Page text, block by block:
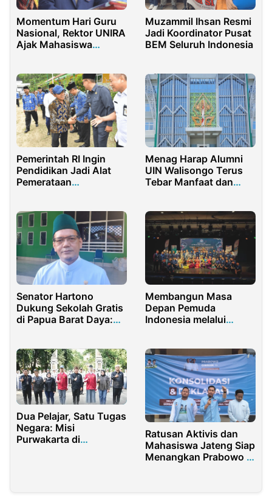
Momentum Hari Guru
Nasional, Rektor UNIRA
Ajak Mahasiswa
Muzammil Ihsan Resmi
Jadi Koordinator Pusat
BEM Seluruh Indonesia
Pemerintah RI Ingin
Pendidikan Jadi Alat
Pemerataan
Menag Harap Alumni
UIN Walisongo Terus
Tebar Manfaat dan
Senator Hartono
Dukung Sekolah Gratis
di Papua Barat Daya:
Membangun Masa
Depan Pemuda
Indonesia melalui
dan Pengalaman yang
Menginspirasi
Dua Pelajar, Satu Tugas
Negara: Misi
Purwakarta di
Ratusan Aktivis dan
Mahasiswa Jateng Siap
Menangkan Prabowo –